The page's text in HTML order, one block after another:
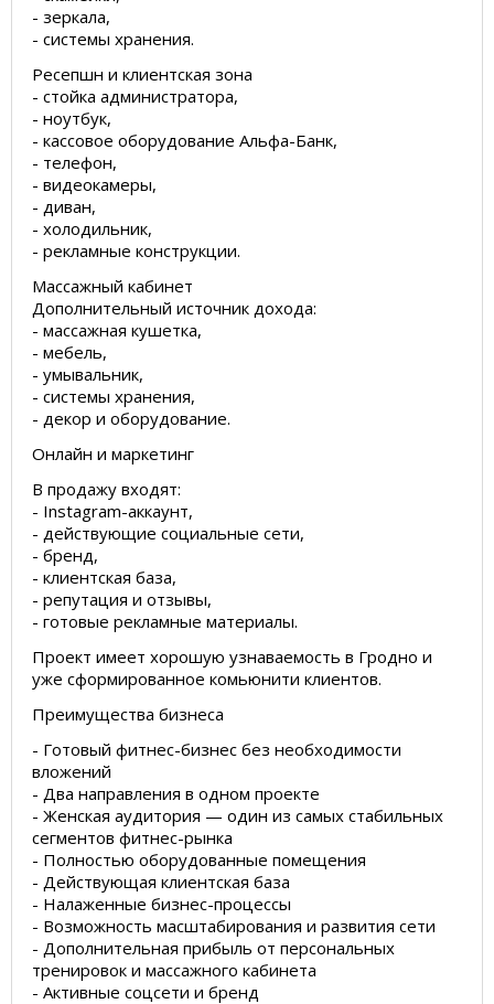
- зеркала,
- системы хранения.
Ресепшн и клиентская зона
- стойка администратора,
- ноутбук,
- кассовое оборудование Альфа-Банк,
- телефон,
- видеокамеры,
- диван,
- холодильник,
- рекламные конструкции.
Массажный кабинет
Дополнительный источник дохода:
- массажная кушетка,
- мебель,
- умывальник,
- системы хранения,
- декор и оборудование.
Онлайн и маркетинг
В продажу входят:
- Instagram-аккаунт,
- действующие социальные сети,
- бренд,
- клиентская база,
- репутация и отзывы,
- готовые рекламные материалы.
Проект имеет хорошую узнаваемость в Гродно и
уже сформированное комьюнити клиентов.
Преимущества бизнеса
- Готовый фитнес-бизнес без необходимости
вложений
- Два направления в одном проекте
- Женская аудитория — один из самых стабильных
сегментов фитнес-рынка
- Полностью оборудованные помещения
- Действующая клиентская база
- Налаженные бизнес-процессы
- Возможность масштабирования и развития сети
- Дополнительная прибыль от персональных
тренировок и массажного кабинета
- Активные соцсети и бренд